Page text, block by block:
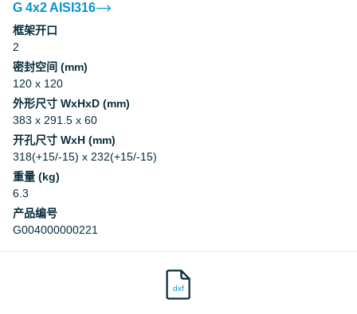
G 4x2 AISI316
框架开口
2
密封空间 (mm)
120 x 120
外形尺寸 WxHxD (mm)
383 x 291.5 x 60
开孔尺寸 WxH (mm)
318(+15/-15) x 232(+15/-15)
重量 (kg)
6.3
产品编号
G004000000221
dxf